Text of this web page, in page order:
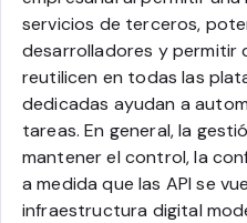
servicios de terceros,
desarrolladores y permitir
reutilicen en todas las
dedicadas ayudan a
tareas. En general, la
mantener el control, la
a medida que las API se
infraestructura digital